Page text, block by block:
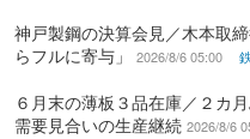
神戸製鋼の決算会見／木本取
らフルに寄与」
2026/8/6 05:00
６月末の薄板３品在庫／２カ
需要見合いの生産継続 2026/8/6